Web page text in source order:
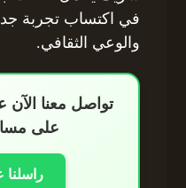
في اكتساب تجربة
والوعي الثقافي.
تواصل معنا الآن
على